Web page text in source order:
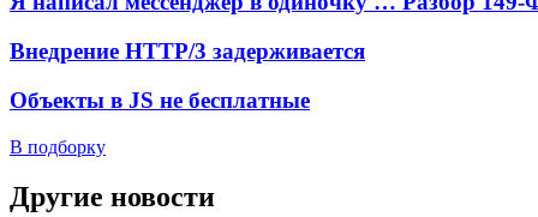
Внедрение HTTP/3 задерживается
Объекты в JS не бесплатные
В подборку
Другие новости